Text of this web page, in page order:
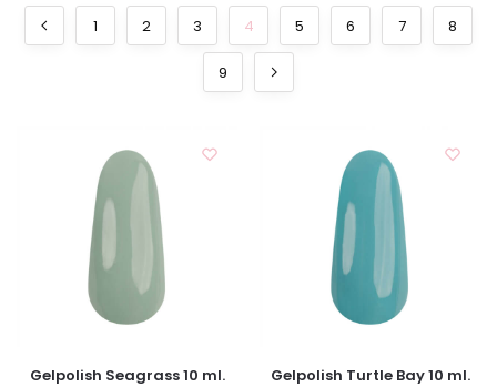
1 2 3 4 5 6 7 8
9
Gelpolish Seagrass 10 ml. Gelpolish Turtle Bay 10 ml.